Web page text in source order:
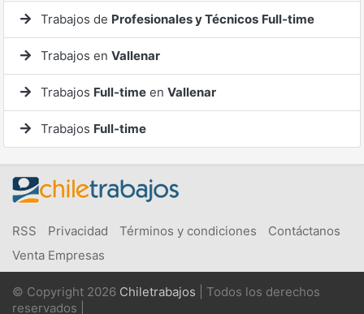
Trabajos de Profesionales y Técnicos Full-time
Trabajos en Vallenar
Trabajos Full-time en Vallenar
Trabajos Full-time
RSS Privacidad Términos y condiciones
Contáctanos
Venta Empresas
© Copyright 2026 Chiletrabajos | Todos los derechos
reservados |